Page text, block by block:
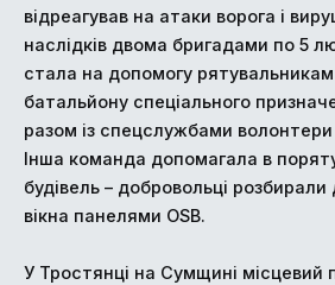
відреагував на атаки ворога і
наслідків двома бригадами по 5
стала на допомогу
батальйону спеціального
разом із спецслужбами
Інша команда допомагала в
будівель – добровольці
вікна панелями OSB.
У Тростянці на Сумщині місцевий